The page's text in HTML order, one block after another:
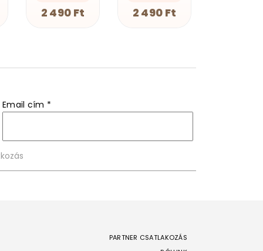
2 490 Ft 4 190 Ft
Email cím *
PARTNER CSATLAKOZÁS